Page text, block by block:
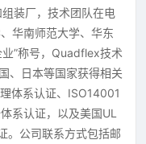
装厂，技术团队在电
华南师范大学、华东
”称号，Quadflex技术
、日本等国家获得相关
体系认证、ISO14001
系认证，以及美国UL
。公司联系方式包括邮